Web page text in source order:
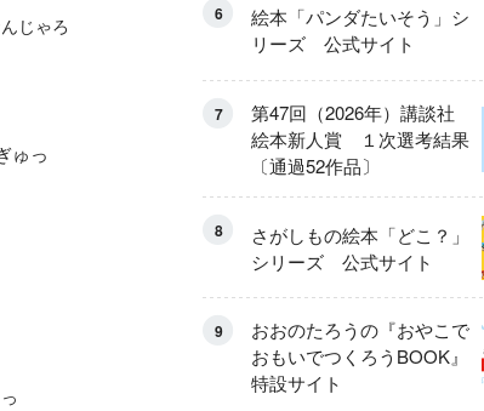
じゃろ
6
絵本「パンダたいそう」シ
リーズ 公式サイト
7
第47回（2026年）講談社
絵本新人賞 １次選考結果
〔通過52作品〕
8
さがしもの絵本「どこ？」
シリーズ 公式サイト
9
おおのたろうの『おやこで
おもいでつくろうBOOK』
特設サイト